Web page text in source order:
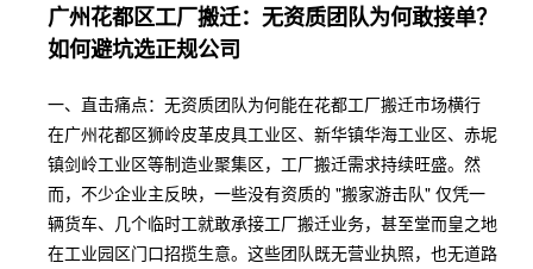
广州花都区工厂搬迁：无资质团队为何敢接单？
如何避坑选正规公司
一、直击痛点：无资质团队为何能在花都工厂搬迁市场横行
在广州花都区狮岭皮革皮具工业区、新华镇华海工业区、赤坭
镇剑岭工业区等制造业聚集区，工厂搬迁需求持续旺盛。然
而，不少企业主反映，一些没有资质的 "搬家游击队" 仅凭一
辆货车、几个临时工就敢承接工厂搬迁业务，甚至堂而皇之地
在工业园区门口招揽生意。这些团队既无营业执照，也无道路